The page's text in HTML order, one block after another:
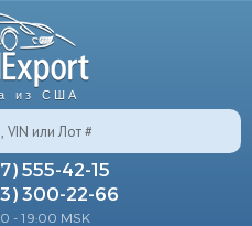
из США
555-42-15
300-22-66
- 19:00 MSK